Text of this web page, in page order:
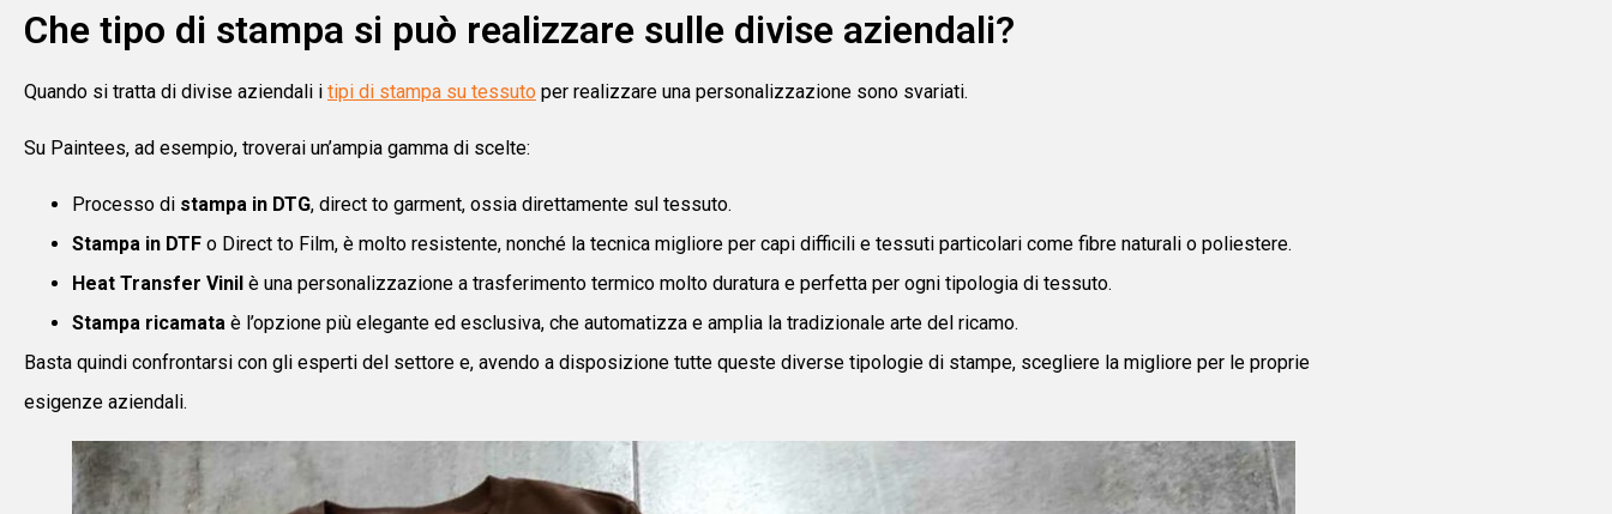
Che tipo di stampa si può realizzare sulle divise aziendali?
Quando si tratta di divise aziendali i tipi di stampa su tessuto per realizzare una personalizzazione sono svariati.
Su Paintees, ad esempio, troverai un’ampia gamma di scelte:
Processo di stampa in DTG, direct to garment, ossia direttamente sul tessuto.
Stampa in DTF o Direct to Film, è molto resistente, nonché la tecnica migliore per capi difficili e tessuti particolari come fibre naturali o poliestere.
Heat Transfer Vinil è una personalizzazione a trasferimento termico molto duratura e perfetta per ogni tipologia di tessuto.
Stampa ricamata è l’opzione più elegante ed esclusiva, che automatizza e amplia la tradizionale arte del ricamo.
Basta quindi confrontarsi con gli esperti del settore e, avendo a disposizione tutte queste diverse tipologie di stampe, scegliere la migliore per le proprie
esigenze aziendali.